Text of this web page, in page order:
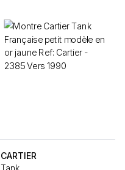
CARTIER
Tank